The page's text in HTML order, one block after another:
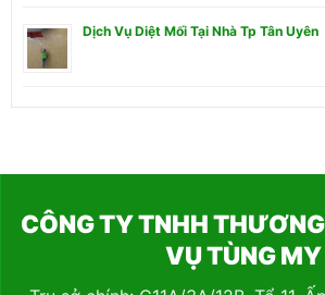
Dịch Vụ Diệt Mối Tại Nhà Tp Tân Uyên
CÔNG TY TNHH
VỤ TÙNG MY